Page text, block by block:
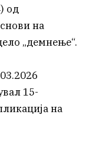
од
на
„демнење“.
15-
на